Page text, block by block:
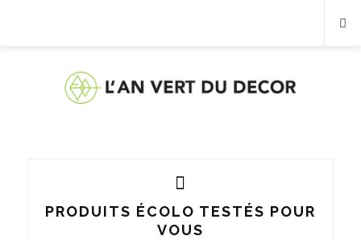
PRODUITS ÉCOLO TESTÉS POUR
VOUS